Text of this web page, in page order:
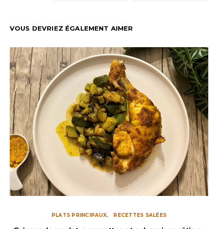
VOUS DEVRIEZ ÉGALEMENT AIMER
PLATS PRINCIPAUX RECETTES SALÉES